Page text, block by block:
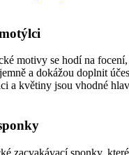
motivy se hodí na
a dokážou doplnit
a květiny jsou vhodné
zacvakávací sponky,